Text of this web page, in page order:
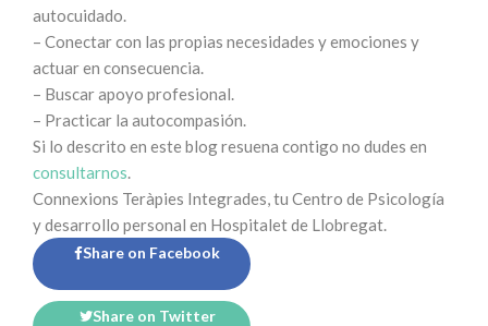
autocuidado.
– Conectar con las propias necesidades y emociones y
actuar en consecuencia.
– Buscar apoyo profesional.
– Practicar la autocompasión.
Si lo descrito en este blog resuena contigo no dudes en
consultarnos.
Connexions Teràpies Integrades, tu Centro de Psicología
y desarrollo personal en Hospitalet de Llobregat.
Share on Facebook
Share on Twitter